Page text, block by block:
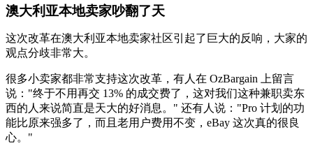
澳大利亚本地卖家吵翻了天
这次改革在澳大利亚本地卖家社区引起了巨大的反响，大家的
观点分歧非常大。
很多小卖家都非常支持这次改革，有人在 OzBargain 上留言
说："终于不用再交 13% 的成交费了，这对我们这种兼职卖东
西的人来说简直是天大的好消息。" 还有人说："Pro 计划的功
能比原来强多了，而且老用户费用不变，eBay 这次真的很良
心。"